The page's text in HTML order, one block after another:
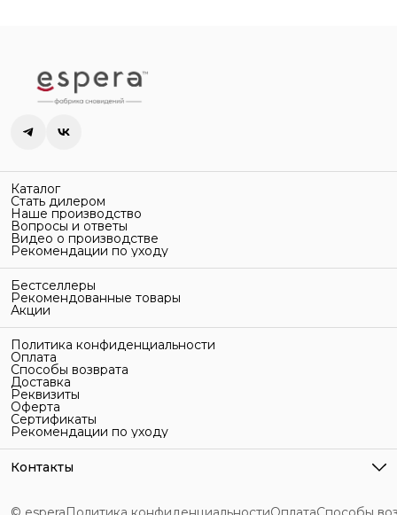
Каталог
Стать дилером
Наше производство
Вопросы и ответы
Видео о производстве
Рекомендации по уходу
Бестселлеры
Рекомендованные товары
Акции
Политика конфиденциальности
Оплата
Способы возврата
Доставка
Реквизиты
Оферта
Сертификаты
Рекомендации по уходу
Контакты